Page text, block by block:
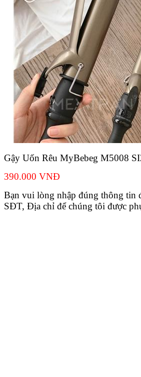
Gậy Uốn Rêu MyBebeg M5008
390.000 VNĐ
Bạn vui lòng nhập đúng thông tin
SĐT, Địa chỉ để chúng tôi được